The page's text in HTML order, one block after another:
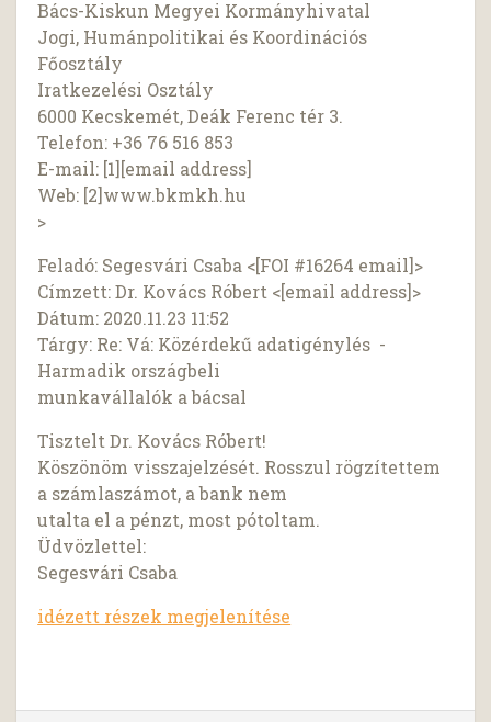
Bács-Kiskun Megyei Kormányhivatal
Jogi, Humánpolitikai és Koordinációs
Főosztály
Iratkezelési Osztály
6000 Kecskemét, Deák Ferenc tér 3.
Telefon: +36 76 516 853
E-mail: [1][email address]
Web: [2]www.bkmkh.hu
>
Feladó: Segesvári Csaba <[FOI #16264 email]>
Címzett: Dr. Kovács Róbert <[email address]>
Dátum: 2020.11.23 11:52
Tárgy: Re: Vá: Közérdekű adatigénylés -
Harmadik országbeli
munkavállalók a bácsal
Tisztelt Dr. Kovács Róbert!
Köszönöm visszajelzését. Rosszul rögzítettem
a számlaszámot, a bank nem
utalta el a pénzt, most pótoltam.
Üdvözlettel:
Segesvári Csaba
idézett részek megjelenítése